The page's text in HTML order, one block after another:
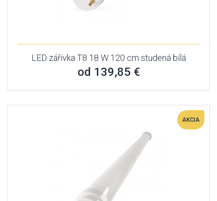
LED zářivka T8 18 W 120 cm studená bílá
od 139,85 €
AKCIA